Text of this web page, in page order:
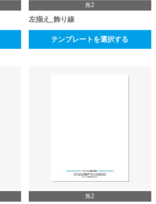
角2
左揃え_飾り線
テンプレートを選択する
角2